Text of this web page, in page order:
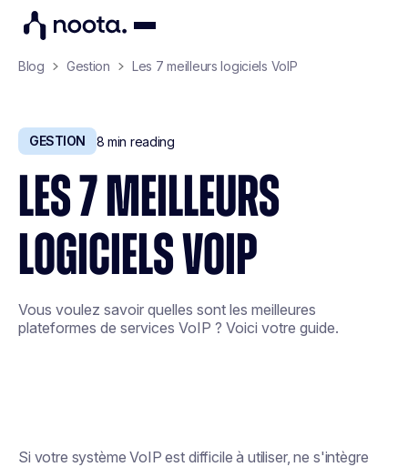
Blog Gestion Les 7 meilleurs logiciels VoIP
GESTION 8 min reading
LES 7 MEILLEURS
LOGICIELS VOIP
Vous voulez savoir quelles sont les meilleures
plateformes de services VoIP ? Voici votre guide.
Si votre système VoIP est difficile à utiliser, ne s'intègre